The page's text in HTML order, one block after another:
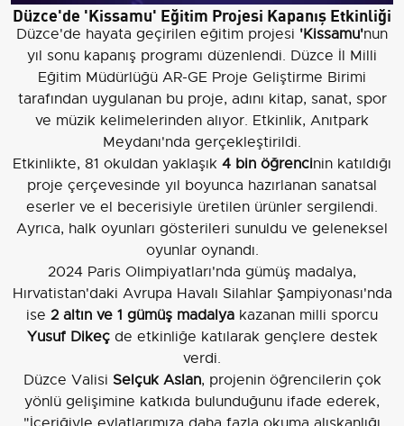
Düzce'de 'Kissamu' Eğitim Projesi Kapanış Etkinliği
Düzce'de hayata geçirilen eğitim projesi 'Kissamu'nun
yıl sonu kapanış programı düzenlendi. Düzce İl Milli
Eğitim Müdürlüğü AR-GE Proje Geliştirme Birimi
tarafından uygulanan bu proje, adını kitap, sanat, spor
ve müzik kelimelerinden alıyor. Etkinlik, Anıtpark
Meydanı'nda gerçekleştirildi.
Etkinlikte, 81 okuldan yaklaşık 4 bin öğrencinin katıldığı
proje çerçevesinde yıl boyunca hazırlanan sanatsal
eserler ve el becerisiyle üretilen ürünler sergilendi.
Ayrıca, halk oyunları gösterileri sunuldu ve geleneksel
oyunlar oynandı.
2024 Paris Olimpiyatları'nda gümüş madalya,
Hırvatistan'daki Avrupa Havalı Silahlar Şampiyonası'nda
ise 2 altın ve 1 gümüş madalya kazanan milli sporcu
Yusuf Dikeçde etkinliğe katılarak gençlere destek
verdi.
Düzce Valisi Selçuk Aslan, projenin öğrencilerin çok
yönlü gelişimine katkıda bulunduğunu ifade ederek,